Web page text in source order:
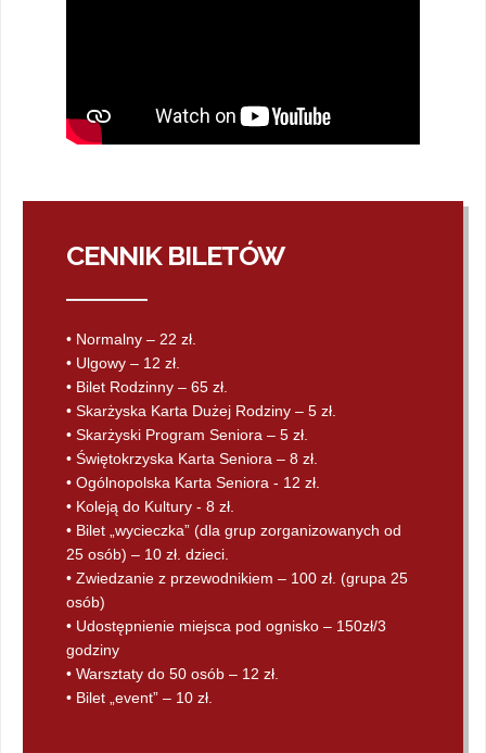
CENNIK BILETÓW
• Normalny – 22 zł.
• Ulgowy – 12 zł.
• Bilet Rodzinny – 65 zł.
• Skarżyska Karta Dużej Rodziny – 5 zł.
• Skarżyski Program Seniora – 5 zł.
• Świętokrzyska Karta Seniora – 8 zł.
• Ogólnopolska Karta Seniora - 12 zł.
• Koleją do Kultury - 8 zł.
• Bilet „wycieczka” (dla grup zorganizowanych od
25 osób) – 10 zł. dzieci.
• Zwiedzanie z przewodnikiem – 100 zł. (grupa 25
osób)
• Udostępnienie miejsca pod ognisko – 150zł/3
godziny
• Warsztaty do 50 osób – 12 zł.
• Bilet „event” – 10 zł.